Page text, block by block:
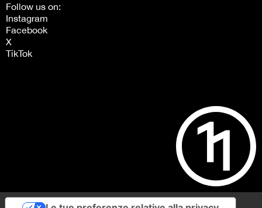
Follow us on:
Instagram
Facebook
X
TikTok